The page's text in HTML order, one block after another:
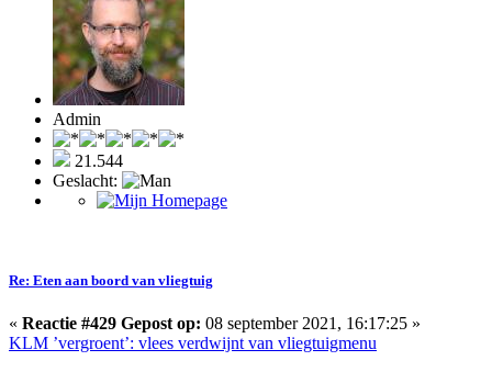
Admin
21.544
Geslacht:
Re: Eten aan boord van vliegtuig
« Reactie #429 Gepost op: 08 september 2021, 16:17:25 »
KLM ’vergroent’: vlees verdwijnt van vliegtuigmenu